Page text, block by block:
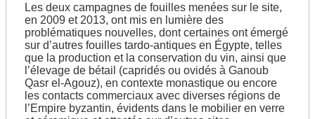
Les deux campagnes de fouilles menées sur le site,
en 2009 et 2013, ont mis en lumière des
problématiques nouvelles, dont certaines ont émergé
sur d’autres fouilles tardo-antiques en Égypte, telles
que la production et la conservation du vin, ainsi que
l’élevage de bétail (capridés ou ovidés à Ganoub
Qasr el-Agouz), en contexte monastique ou encore
les contacts commerciaux avec diverses régions de
l’Empire byzantin, évidents dans le mobilier en verre